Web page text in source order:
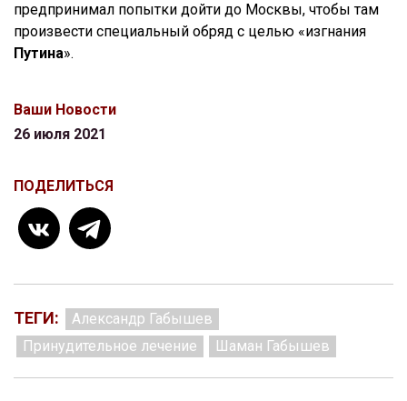
предпринимал попытки дойти до Москвы, чтобы там
произвести специальный обряд с целью «изгнания
Путина».
Ваши Новости
26 июля 2021
ПОДЕЛИТЬСЯ
ТЕГИ:
Александр Габышев
Принудительное лечение
Шаман Габышев